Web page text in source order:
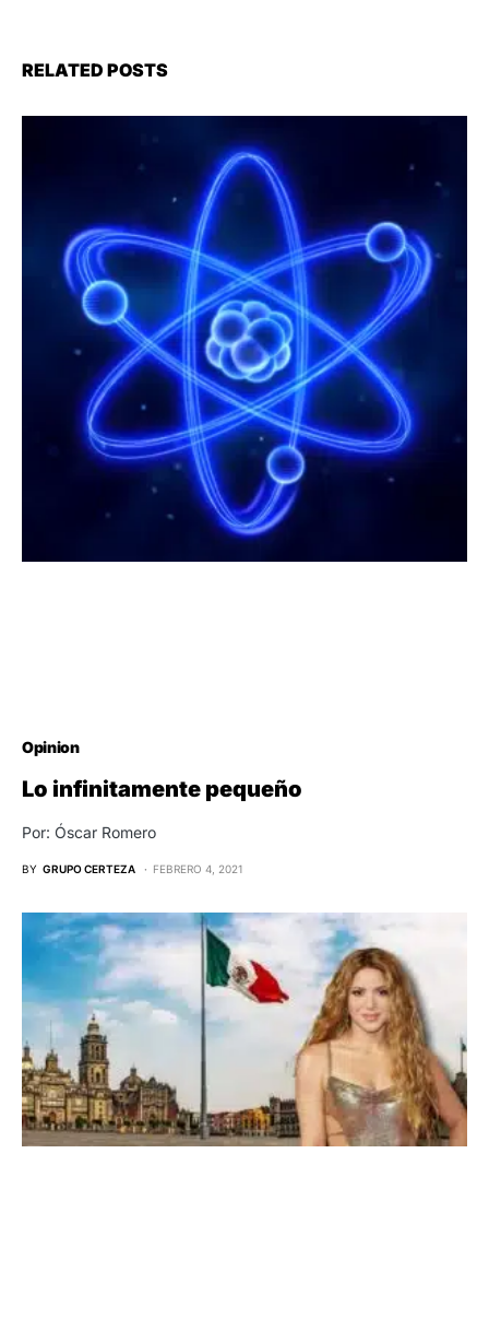
RELATED POSTS
Opinion
Lo infinitamente pequeño
Por: Óscar Romero
BY GRUPO CERTEZA FEBRERO 4, 2021